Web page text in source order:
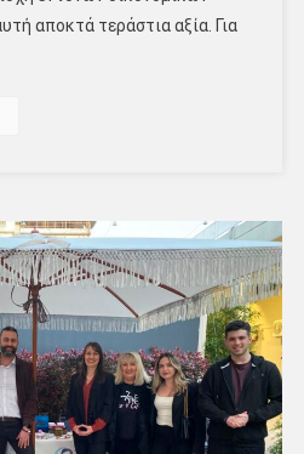
αποκτά τεράστια αξία. Για